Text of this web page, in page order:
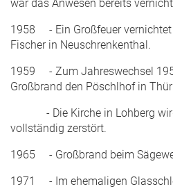
war das Anwesen bereits
1958 - Ein Großfeuer vernichtet
Fischer in Neuschrenkenthal.
1959 - Zum Jahreswechsel
Großbrand den Pöschlhof in
- Die Kirche in Lohberg wird
vollständig zerstört.
1965 - Großbrand beim
1971 - Im ehemaligen